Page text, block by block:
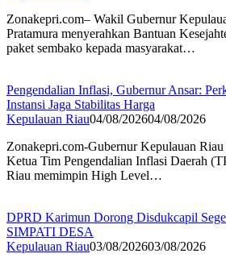
Zonakepri.com– Wakil Gubernur
Pratamura menyerahkan Bantuan
paket sembako kepada masyarakat…
Pengendalian Inflasi, Gubernur Ansar:
Instansi Jaga Stabilitas Harga
Kepulauan Riau04/08/202604/08/2026
Zonakepri.com-Gubernur Kepulauan
Ketua Tim Pengendalian Inflasi Daerah
Riau memimpin High Level…
DPRD Karimun Dorong Disdukcapil
SIMPATI DESA
Kepulauan Riau03/08/202603/08/2026